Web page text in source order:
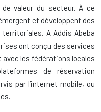
valeur du secteur. À ce
et développent des
A Addis Abeba
ont conçu des services
les fédérations locales
de réservation
par l’internet mobile, ou